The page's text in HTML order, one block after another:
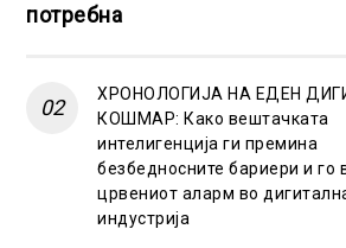
потребна
ХРОНОЛОГИЈА НА ЕДЕН
КОШМАР: Како вештачката
интелигенција ги премина
безбедносните бариери и го
црвениот аларм во
индустрија